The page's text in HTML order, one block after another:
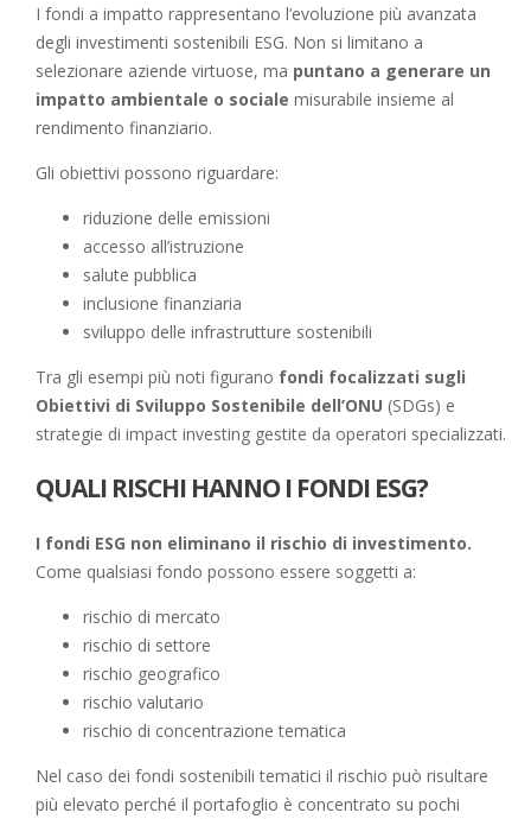
I fondi a impatto rappresentano l’evoluzione più avanzata
degli investimenti sostenibili ESG. Non si limitano a
selezionare aziende virtuose, ma puntano a generare un
impatto ambientale o sociale misurabile insieme al
rendimento finanziario.
Gli obiettivi possono riguardare:
riduzione delle emissioni
accesso all’istruzione
salute pubblica
inclusione finanziaria
sviluppo delle infrastrutture sostenibili
Tra gli esempi più noti figurano fondi focalizzati sugli
Obiettivi di Sviluppo Sostenibile dell’ONU (SDGs) e
strategie di impact investing gestite da operatori specializzati.
QUALI RISCHI HANNO I FONDI ESG?
I fondi ESG non eliminano il rischio di investimento.
Come qualsiasi fondo possono essere soggetti a:
rischio di mercato
rischio di settore
rischio geografico
rischio valutario
rischio di concentrazione tematica
Nel caso dei fondi sostenibili tematici il rischio può risultare
più elevato perché il portafoglio è concentrato su pochi